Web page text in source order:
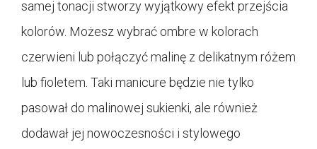
samej tonacji stworzy wyjątkowy efekt przejścia
kolorów. Możesz wybrać ombre w kolorach
czerwieni lub połączyć malinę z delikatnym różem
lub fioletem. Taki manicure będzie nie tylko
pasował do malinowej sukienki, ale również
dodawał jej nowoczesności i stylowego